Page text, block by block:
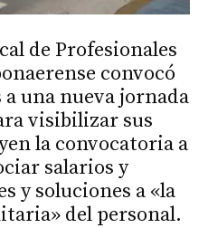
de Profesionales
convocó
a una nueva jornada
visibilizar sus
la convocatoria a
salarios y
y soluciones a «la
del personal.